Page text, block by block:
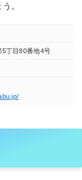
。
5丁目80番地4号